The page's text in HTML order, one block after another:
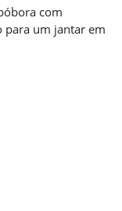
com
para um jantar em